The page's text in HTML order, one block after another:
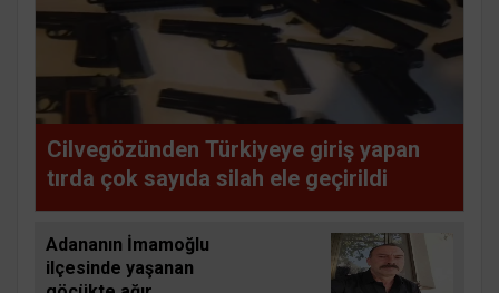
Cilvegözünden Türkiyeye giriş yapan
tırda çok sayıda silah ele geçirildi
Adananın İmamoğlu
ilçesinde yaşanan